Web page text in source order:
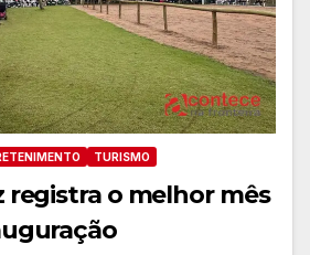
TURISMO
registra o melhor mês